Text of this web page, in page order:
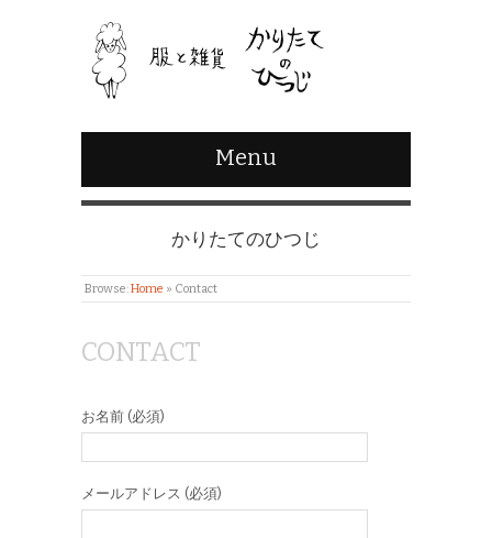
Menu
かりたてのひつじ
Browse:Home » Contact
CONTACT
お名前 (必須)
メールアドレス (必須)